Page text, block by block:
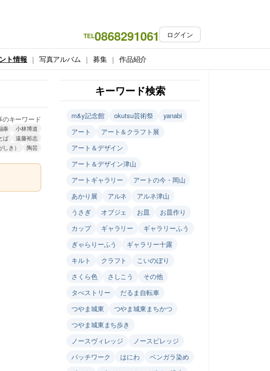
TEL0868291061 ログイン
ト情報 写真アルバム 募集 作品紹介
のキーワード
泰
小林博道
ば
遠藤裕志
き）
陶芸
キーワード検索
m&y記念館 okutsu芸術祭
yanabi
アート
アート＆クラフト展
アート＆デザイン
アート＆デザイン津山
アートギャラリー
アートの今・岡山
あかり展
アルネ
アルネ津山
うさぎ
オブジェ お皿
お皿作り
カップ
ギャラリー
ギャラリーふう
ぎゃらりーふう
ギャラリー十露
キルト
クラフト
こいのぼり
さくら色
さしこう
その他
タぺストリー
だるま自転車
つやま城東
つやま城東まちかつ
つやま城東まち歩き
ノースヴィレッジ
ノースビレッジ
パッチワーク
はにわ
ベンガラ染め